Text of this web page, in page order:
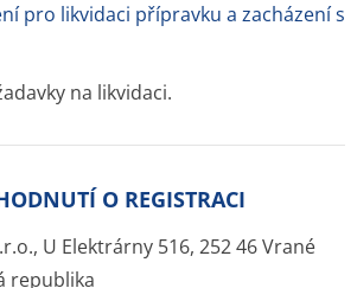
pro likvidaci přípravku a zacházení s
na likvidaci.
O REGISTRACI
U Elektrárny 516, 252 46 Vrané
republika